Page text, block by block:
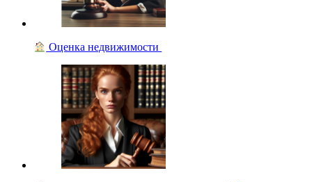
Оценка недвижимости